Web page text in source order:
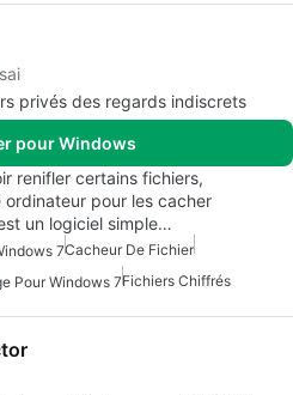
privés des regards indiscrets
pour Windows
renifler certains fichiers,
pour les cacher
un logiciel simple…
7Cacheur De Fichier
Pour Windows 7Fichiers Chiffrés